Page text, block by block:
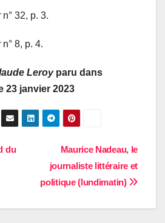
n° 32, p. 3.
n° 8, p. 4.
Leroyparu dans
23 janvier 2023
Maurice Nadeau, le
journaliste littéraire et
politique (lundimatin)
du